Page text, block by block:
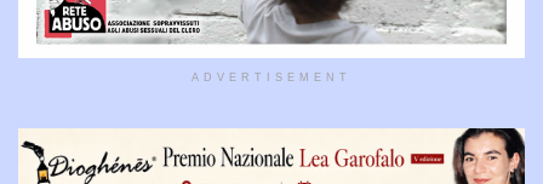
ADVERTISEMENT